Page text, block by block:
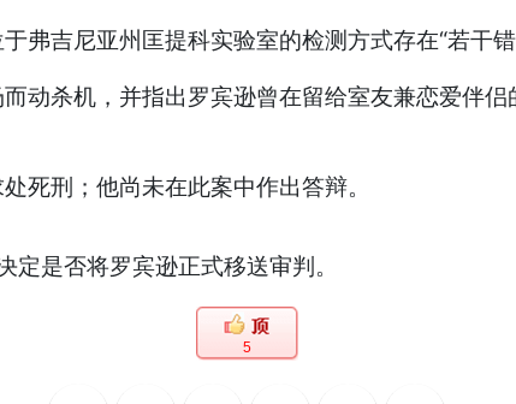
吉尼亚州匡提科实验室的检测方式存在“若干
杀机，并指出罗宾逊曾在留给室友兼恋爱伴侣
刑；他尚未在此案中作出答辩。
是否将罗宾逊正式移送审判。
5